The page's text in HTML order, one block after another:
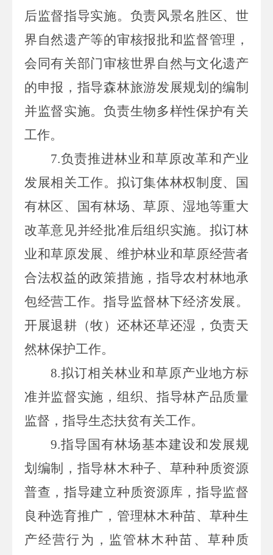
后监督指导实施。负责风景名胜区、世
界自然遗产等的审核报批和监督管理，
会同有关部门审核世界自然与文化遗产
的申报，指导森林旅游发展规划的编制
并监督实施。负责生物多样性保护有关
工作。
7.负责推进林业和草原改革和产业
发展相关工作。拟订集体林权制度、国
有林区、国有林场、草原、湿地等重大
改革意见并经批准后组织实施。拟订林
业和草原发展、维护林业和草原经营者
合法权益的政策措施，指导农村林地承
包经营工作。指导监督林下经济发展。
开展退耕（牧）还林还草还湿，负责天
然林保护工作。
8.拟订相关林业和草原产业地方标
准并监督实施，组织、指导林产品质量
监督，指导生态扶贫有关工作。
9.指导国有林场基本建设和发展规
划编制，指导林木种子、草种种质资源
普查，指导建立种质资源库，指导监督
良种选育推广，管理林木种苗、草种生
产经营行为，监管林木种苗、草种质